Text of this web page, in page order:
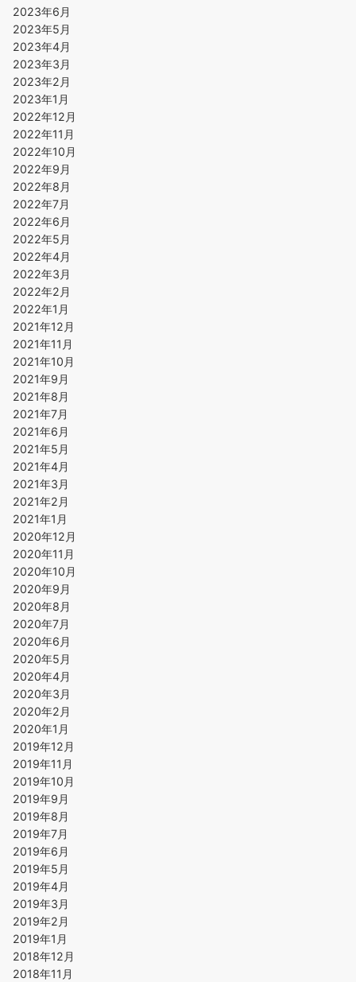
2023年6月
2023年5月
2023年4月
2023年3月
2023年2月
2023年1月
2022年12月
2022年11月
2022年10月
2022年9月
2022年8月
2022年7月
2022年6月
2022年5月
2022年4月
2022年3月
2022年2月
2022年1月
2021年12月
2021年11月
2021年10月
2021年9月
2021年8月
2021年7月
2021年6月
2021年5月
2021年4月
2021年3月
2021年2月
2021年1月
2020年12月
2020年11月
2020年10月
2020年9月
2020年8月
2020年7月
2020年6月
2020年5月
2020年4月
2020年3月
2020年2月
2020年1月
2019年12月
2019年11月
2019年10月
2019年9月
2019年8月
2019年7月
2019年6月
2019年5月
2019年4月
2019年3月
2019年2月
2019年1月
2018年12月
2018年11月